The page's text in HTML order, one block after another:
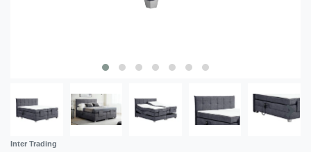
Inter Trading